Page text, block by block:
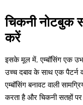
चिकनी नोटबुक
करें
इसके मूल में, एम्बॉसिंग एक
उच्च दबाव के साथ एक पैटर्न
एम्बॉसिंग बनावट वाली
करता है और चिकनी सतहों